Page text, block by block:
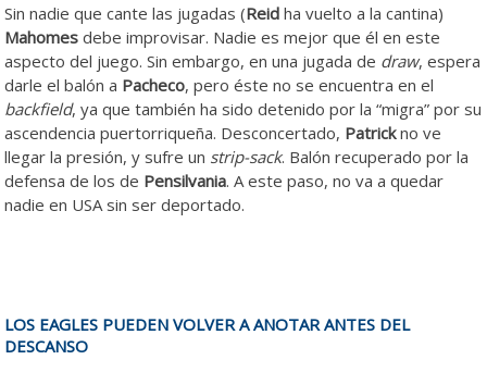
Sin nadie que cante las jugadas (Reid ha vuelto a la cantina)
Mahomes debe improvisar. Nadie es mejor que él en este
aspecto del juego. Sin embargo, en una jugada de draw, espera
darle el balón a Pacheco, pero éste no se encuentra en el
backfield, ya que también ha sido detenido por la “migra” por su
ascendencia puertorriqueña. Desconcertado, Patrickno ve
llegar la presión, y sufre un strip-sack. Balón recuperado por la
defensa de los de Pensilvania. A este paso, no va a quedar
nadie en USA sin ser deportado.
LOS EAGLES PUEDEN VOLVER A ANOTAR ANTES DEL
DESCANSO